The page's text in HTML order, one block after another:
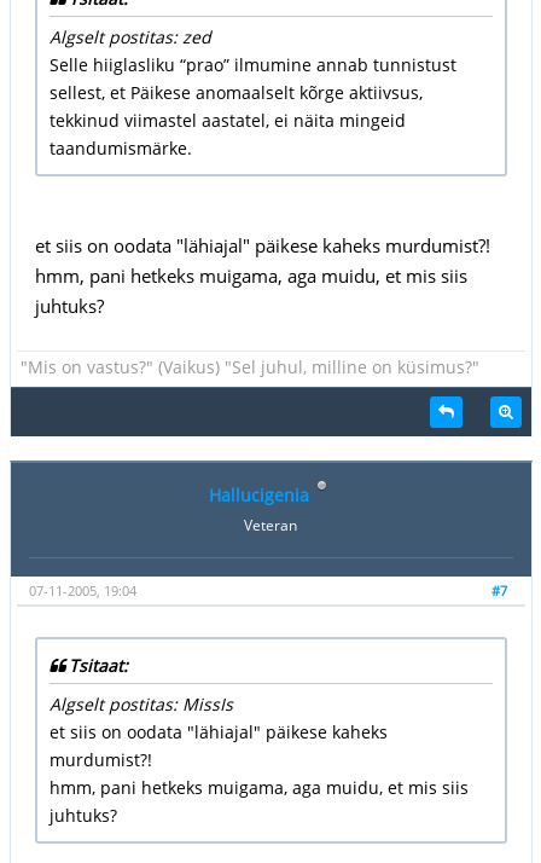
Algselt postitas: zed
Selle hiiglasliku “prao” ilmumine annab tunnistust
sellest, et Päikese anomaalselt kõrge aktiivsus,
tekkinud viimastel aastatel, ei näita mingeid
taandumismärke.
et siis on oodata "lähiajal" päikese kaheks murdumist?!
hmm, pani hetkeks muigama, aga muidu, et mis siis
juhtuks?
"Mis on vastus?" (Vaikus) "Sel juhul, milline on küsimus?"
Hallucigenia
Veteran
#7
07-11-2005, 19:04
Tsitaat:
Algselt postitas: MissIs
et siis on oodata "lähiajal" päikese kaheks
murdumist?!
hmm, pani hetkeks muigama, aga muidu, et mis siis
juhtuks?